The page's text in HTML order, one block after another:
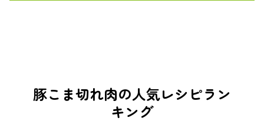
豚こま切れ肉の人気レシピラン
キング